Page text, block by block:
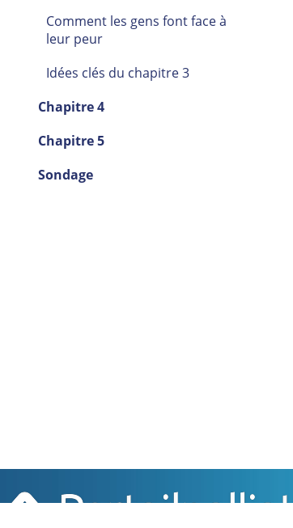
Comment les gens font face à
leur peur
Idées clés du chapitre 3
Chapitre 4
Chapitre 5
Sondage